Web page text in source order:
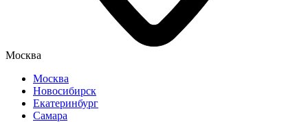
Москва
Москва
Новосибирск
Екатеринбург
Самара